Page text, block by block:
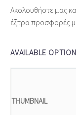
Ακολουθήστε μας
έξτρα προσφορές
AVAILABLE